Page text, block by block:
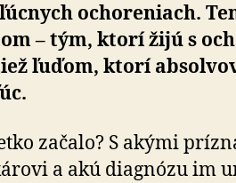
ochoreniach.
– tým, ktorí žijú s
ľuďom, ktorí
začalo? S akými
a akú diagnózu im